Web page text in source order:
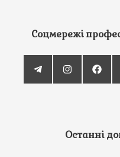
Соцмережі
Останні